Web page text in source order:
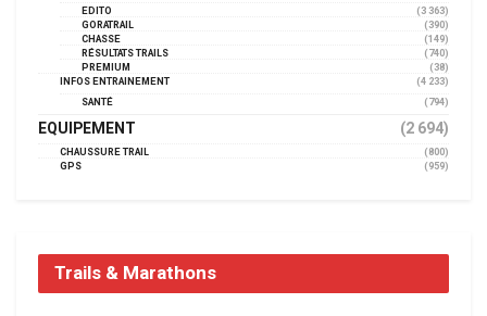
EDITO
(3 363)
GORATRAIL
(390)
CHASSE
(149)
RÉSULTATS TRAILS
(740)
PREMIUM
(38)
INFOS ENTRAINEMENT
(4 233)
SANTÉ
(794)
EQUIPEMENT (2 694)
CHAUSSURE TRAIL
(800)
GPS
(959)
Trails & Marathons